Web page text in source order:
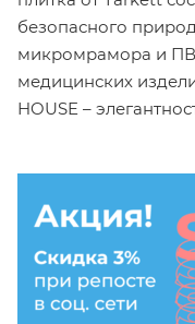
безопасного
микромрамора и
медицинских
HOUSE –